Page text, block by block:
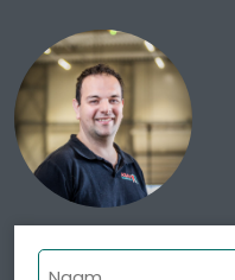
Naam